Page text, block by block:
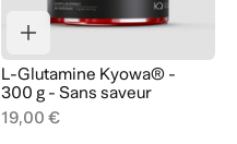
L-Glutamine Kyowa® -
300 g - Sans saveur
19,00 €